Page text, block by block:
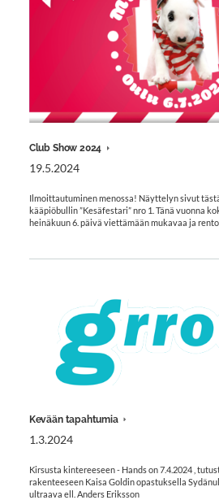
Club Show 2024
19.5.2024
Ilmoittautuminen menossa! Näyttelyn sivut
kääpiöbullin ”Kesäfestari” nro 1. Tänä vuonna
heinäkuun 6. päivä viettämään mukavaa ja
Kevään tapahtumia
1.3.2024
Kirsusta kintereeseen - Hands on 7.4.2024 ,
rakenteeseen Kaisa Goldin opastuksella
ultraava ell. Anders Eriksson